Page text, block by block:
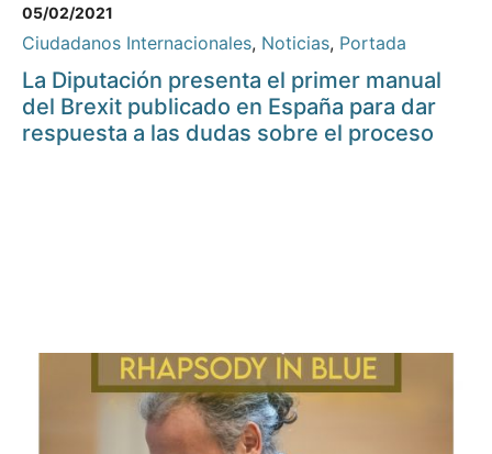
05/02/2021
Ciudadanos Internacionales, Noticias, Portada
La Diputación presenta el primer manual
del Brexit publicado en España para dar
respuesta a las dudas sobre el proceso